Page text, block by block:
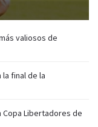
valiosos de
final de la
Copa Libertadores de